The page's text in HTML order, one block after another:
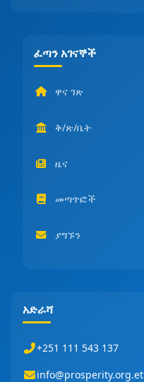
ፈጣን አገናኞች
ዋና ገጽ
ቅ/ጽ/ቤት
ዜና
መጣጥፎች
ያግኙን
አድራሻ
+251 111 543 137
info@prosperity.org.et